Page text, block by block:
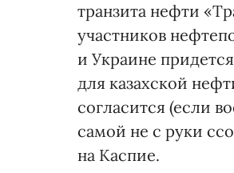
транзита нефти
участников
и Украине
для казахской
согласится (если
самой не с руки
на Каспие.